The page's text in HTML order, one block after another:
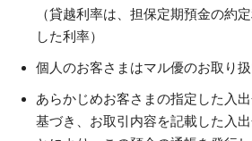
（貸越利率は、担保定期預金の約
した利率）
個人のお客さまはマル優のお取り扱
あらかじめお客さまの指定した入
基づき、お取引内容を記載した入